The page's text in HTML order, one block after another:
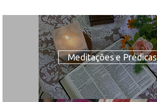
Meditações e Prédicas